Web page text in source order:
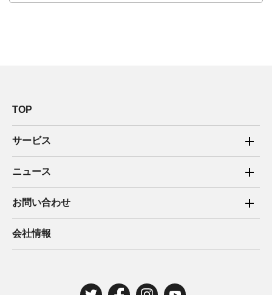
TOP
サービス
ご家庭向け電力サービス
法人向け脱炭素サービス
住宅用太陽光売電 卒FIT
ニュース
2025年
2024年
お問い合わせ
ご家庭向け電力サービス・卒FIT電気の売電
法人向け脱炭素サービス・新電力向けサービス
会社情報